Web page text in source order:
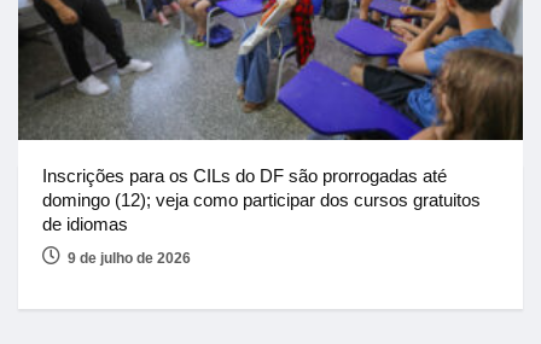
Inscrições para os CILs do DF são prorrogadas até
domingo (12); veja como participar dos cursos gratuitos
de idiomas
9 de julho de 2026